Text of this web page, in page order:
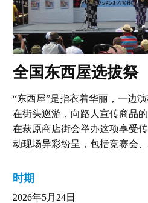
全国东西屋选拔祭
“东西屋”是指衣着华丽，一边
在街头巡游，向路人宣传商品
在萩原商店街会举办这项享受
动现场异彩纷呈，包括竞赛会
时期
2026年5月24日